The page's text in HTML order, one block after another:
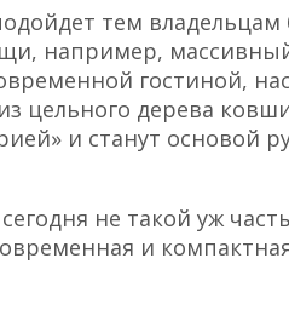
тем
например,
гостиной,
цельного дерева
и станут основой
не такой уж
и